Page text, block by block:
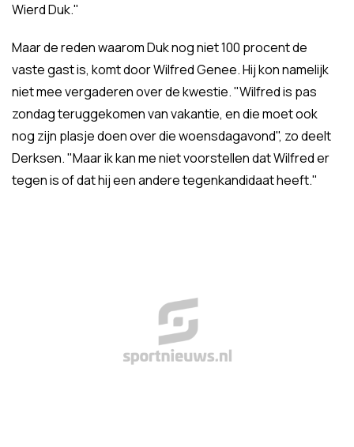
Wierd Duk."
Maar de reden waarom Duk nog niet 100 procent de
vaste gast is, komt door Wilfred Genee. Hij kon namelijk
niet mee vergaderen over de kwestie. "Wilfred is pas
zondag teruggekomen van vakantie, en die moet ook
nog zijn plasje doen over die woensdagavond", zo deelt
Derksen. "Maar ik kan me niet voorstellen dat Wilfred er
tegen is of dat hij een andere tegenkandidaat heeft."